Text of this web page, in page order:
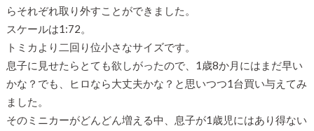
らそれぞれ取り外すことができました。
スケールは1:72。
トミカより二回り位小さなサイズです。
息子に見せたらとても欲しがったので、1歳8か月にはまだ早い
かな？でも、ヒロなら大丈夫かな？と思いつつ1台買い与えてみ
ました。
そのミニカーがどんどん増える中、息子が1歳児にはあり得ない